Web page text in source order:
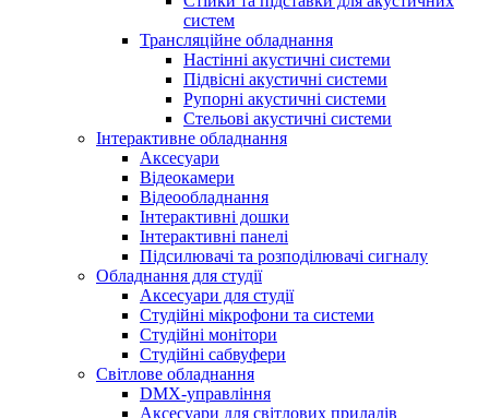
систем
Трансляційне обладнання
Настінні акустичні системи
Підвісні акустичні системи
Рупорні акустичні системи
Стельові акустичні системи
Інтерактивне обладнання
Аксесуари
Відеокамери
Відеообладнання
Інтерактивні дошки
Інтерактивні панелі
Підсилювачі та розподілювачі сигналу
Обладнання для студії
Аксесуари для студії
Студійні мікрофони та системи
Студійні монітори
Студійні сабвуфери
Світлове обладнання
DMX-управління
Аксесуари для світлових приладів